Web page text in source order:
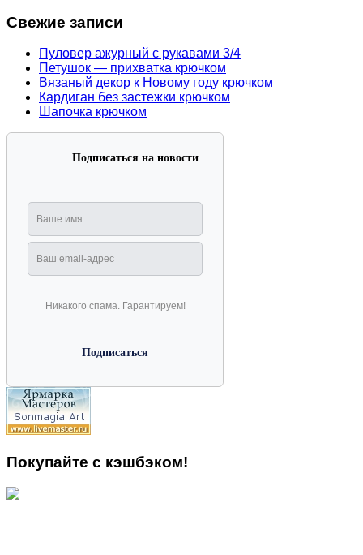
Свежие записи
Пуловер ажурный с рукавами 3/4
Петушок — прихватка крючком
Вязаный декор к Новому году крючком
Кардиган без застежки крючком
Шапочка крючком
Подписаться на новости
Никакого спама. Гарантируем!
Покупайте с кэшбэком!